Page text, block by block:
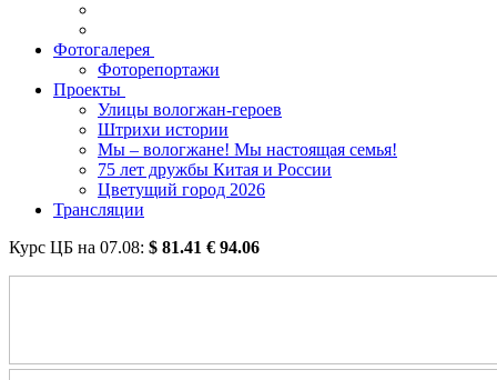
Фотогалерея
Фоторепортажи
Проекты
Улицы вологжан-героев
Штрихи истории
Мы – вологжане! Мы настоящая семья!
75 лет дружбы Китая и России
Цветущий город 2026
Трансляции
Курс ЦБ на 07.08: $ 81.41 € 94.06